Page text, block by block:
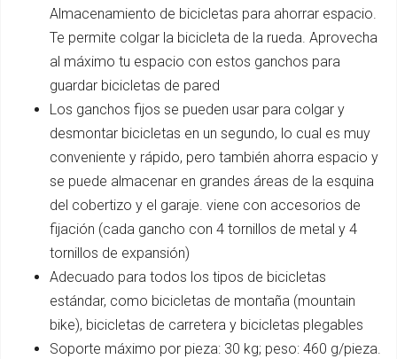
Almacenamiento de bicicletas para ahorrar espacio.
Te permite colgar la bicicleta de la rueda. Aprovecha
al máximo tu espacio con estos ganchos para
guardar bicicletas de pared
Los ganchos fijos se pueden usar para colgar y
desmontar bicicletas en un segundo, lo cual es muy
conveniente y rápido, pero también ahorra espacio y
se puede almacenar en grandes áreas de la esquina
del cobertizo y el garaje. viene con accesorios de
fijación (cada gancho con 4 tornillos de metal y 4
tornillos de expansión)
Adecuado para todos los tipos de bicicletas
estándar, como bicicletas de montaña (mountain
bike), bicicletas de carretera y bicicletas plegables
Soporte máximo por pieza: 30 kg; peso: 460 g/pieza.